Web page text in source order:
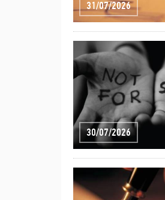
31/07/2026
30/07/2026